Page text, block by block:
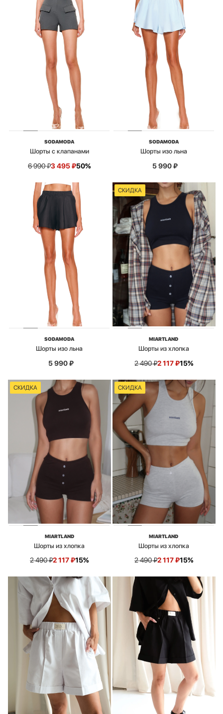
SODAMODA
Шорты с клапанами
6 990₽3 495₽50%
SODAMODA
Шорты изо льна
5 990₽
SODAMODA
Шорты изо льна
5 990₽
СКИДКА
MIARTLAND
Шорты из хлопка
2 490₽2 117₽15%
СКИДКА
MIARTLAND
Шорты из хлопка
2 490₽2 117₽15%
СКИДКА
MIARTLAND
Шорты из хлопка
2 490₽2 117₽15%